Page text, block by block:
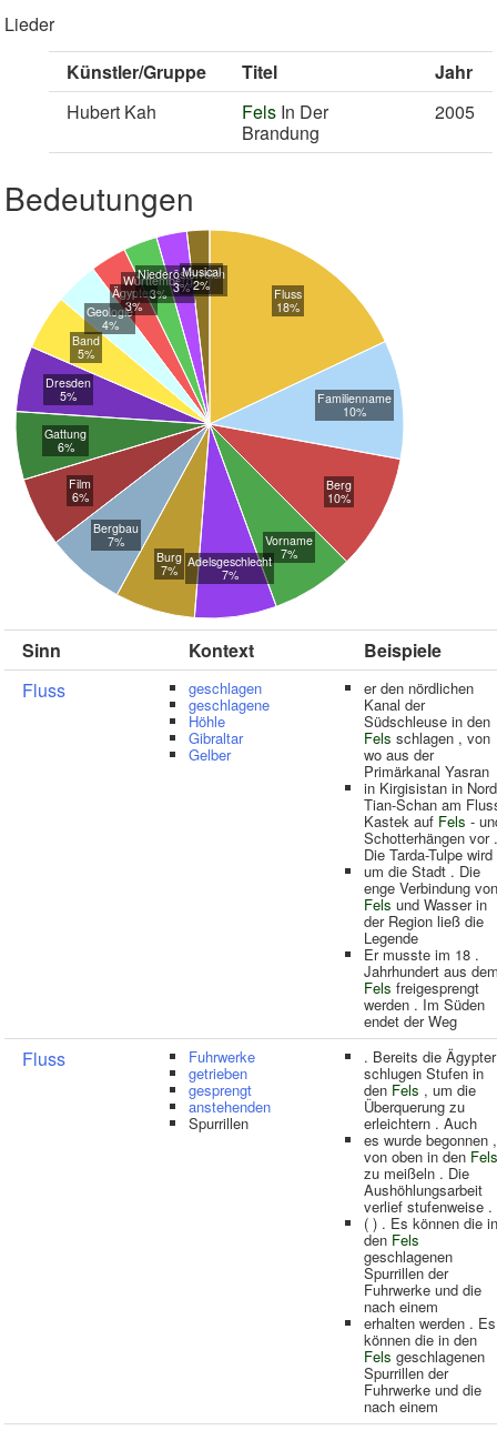
Lieder
Künstler/Gruppe
Titel
Jahr
Hubert Kah
Fels In Der
Brandung
2005
Bedeutungen
Fluss
18%
Familienname
10%
Berg
10%
Vorname
7%
Adelsgeschlecht
7%
Burg
7%
Bergbau
7%
Film
6%
Gattung
6%
Dresden
5%
Band
5%
Geologie
4%
Ägypten
3%
Württemberg
3%
Niederösterreich
3%
Musical
2%
Sinn Kontext
Beispiele
Fluss
geschlagen
geschlagene
Höhle
Gibraltar
Gelber
er den nördlichen
Kanal der
Südschleuse in den
Fels schlagen , von
wo aus der
Primärkanal Yasran
in Kirgisistan in
Tian-Schan am
Kastek auf Fels -
Schotterhängen vor .
Die Tarda-Tulpe wird
um die Stadt . Die
enge Verbindung von
Fels und Wasser in
der Region ließ die
Legende
Er musste im 18 .
Jahrhundert aus
Fels freigesprengt
werden . Im Süden
endet der Weg
Fluss Fuhrwerke
getrieben
gesprengt
anstehenden
Spurrillen
. Bereits die Ägypter
schlugen Stufen in
den Fels , um die
Überquerung zu
erleichtern . Auch
es wurde begonnen ,
von oben in den Fels
zu meißeln . Die
Aushöhlungsarbeit
verlief stufenweise .
( ) . Es können die in
den Fels
geschlagenen
Spurrillen der
Fuhrwerke und die
nach einem
erhalten werden . Es
können die in den
Fels geschlagenen
Spurrillen der
Fuhrwerke und die
nach einem